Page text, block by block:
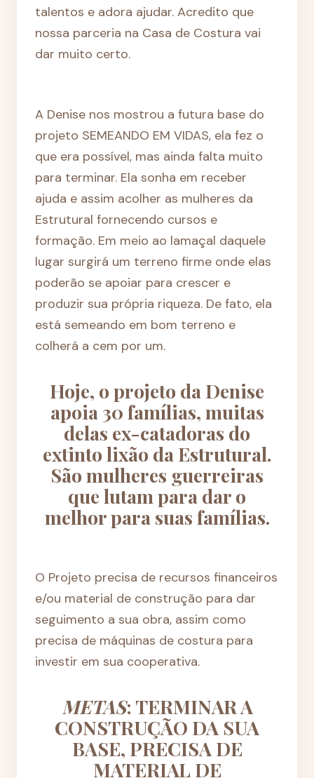
talentos e adora ajudar. Acredito que
nossa parceria na Casa de Costura vai
dar muito certo.
A Denise nos mostrou a futura base do
projeto SEMEANDO EM VIDAS, ela fez o
que era possível, mas ainda falta muito
para terminar. Ela sonha em receber
ajuda e assim acolher as mulheres da
Estrutural fornecendo cursos e
formação. Em meio ao lamaçal daquele
lugar surgirá um terreno firme onde elas
poderão se apoiar para crescer e
produzir sua própria riqueza. De fato, ela
está semeando em bom terreno e
colherá a cem por um.
Hoje, o projeto da Denise
apoia 30 famílias, muitas
delas ex-catadoras do
extinto lixão da Estrutural.
São mulheres guerreiras
que lutam para dar o
melhor para suas famílias.
O Projeto precisa de recursos financeiros
e/ou material de construção para dar
seguimento a sua obra, assim como
precisa de máquinas de costura para
investir em sua cooperativa.
METAS: TERMINAR A
CONSTRUÇÃO DA SUA
BASE, PRECISA DE
MATERIAL DE